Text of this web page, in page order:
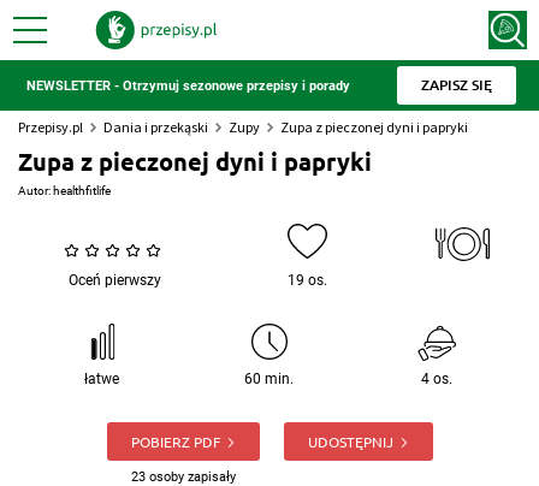
NEWSLETTER - Otrzymuj sezonowe przepisy i porady ZAPISZ SIĘ
Przepisy.pl Dania i przekąski Zupy Zupa z pieczonej dyni i papryki
Zupa z pieczonej dyni i papryki
Autor: healthfitlife
Oceń pierwszy 19 os.
łatwe 60 min. 4 os.
POBIERZ PDF
23 osoby zapisały
UDOSTĘPNIJ